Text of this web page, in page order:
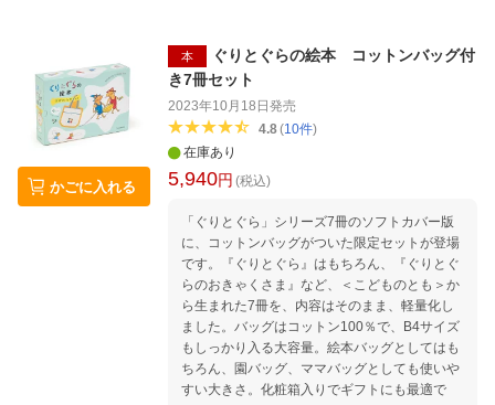
かごに入れる
本
ぐりとぐらの絵本 コットンバッグ付
き7冊セット
2023年10月18日発売
4.8(10件)
在庫あり
5,940円 (税込)
「ぐりとぐら」シリーズ7冊のソフトカバー版
に、コットンバッグがついた限定セットが登場
です。『ぐりとぐら』はもちろん、『ぐりとぐ
らのおきゃくさま』など、＜こどものとも＞か
ら生まれた7冊を、内容はそのまま、軽量化し
ました。バッグはコットン100％で、B4サイズ
もしっかり入る大容量。絵本バッグとしてはも
ちろん、園バッグ、ママバッグとしても使いや
すい大きさ。化粧箱入りでギフトにも最適で